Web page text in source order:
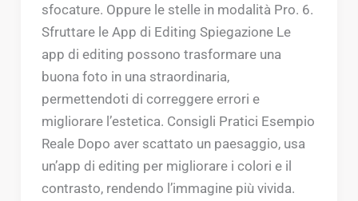
sfocature. Oppure le stelle in modalità Pro. 6.
Sfruttare le App di Editing Spiegazione Le
app di editing possono trasformare una
buona foto in una straordinaria,
permettendoti di correggere errori e
migliorare l’estetica. Consigli Pratici Esempio
Reale Dopo aver scattato un paesaggio, usa
un’app di editing per migliorare i colori e il
contrasto, rendendo l’immagine più vivida.